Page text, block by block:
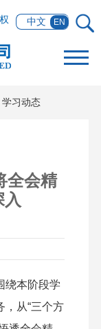
中文 EN
学习动态
全会精
本阶段学
，从“三个方